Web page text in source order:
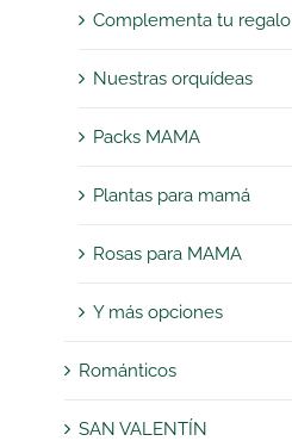
Complementa tu regalo
Nuestras orquídeas
Packs MAMA
Plantas para mamá
Rosas para MAMA
Y más opciones
Románticos
SAN VALENTÍN